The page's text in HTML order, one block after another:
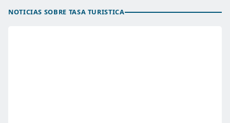
NOTICIAS SOBRE TASA TURISTICA